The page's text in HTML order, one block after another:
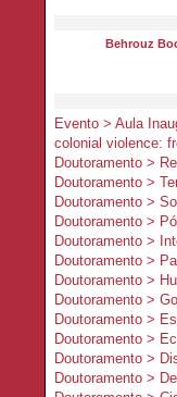
Behrouz
Evento > Aula
colonial violence:
Doutoramento >
Doutoramento >
Doutoramento >
Doutoramento >
Doutoramento >
Doutoramento >
Doutoramento >
Doutoramento >
Doutoramento >
Doutoramento >
Doutoramento >
Doutoramento >